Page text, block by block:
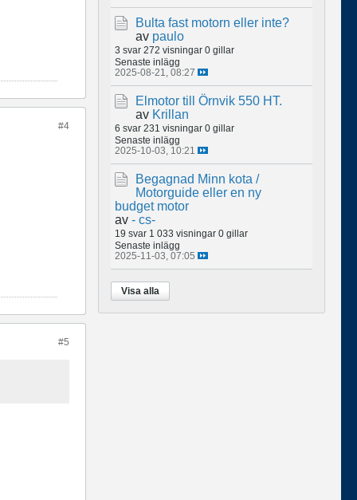
#4
#5
Bulta fast motorn eller inte?
av paulo
3 svar 272 visningar 0 gillar
Senaste inlägg
2025-08-21, 08:27
Elmotor till Örnvik 550 HT.
av Krillan
6 svar 231 visningar 0 gillar
Senaste inlägg
2025-10-03, 10:21
Begagnad Minn kota /
Motorguide eller en ny
budget motor
av - cs-
19 svar 1 033 visningar 0 gillar
Senaste inlägg
2025-11-03, 07:05
Visa alla